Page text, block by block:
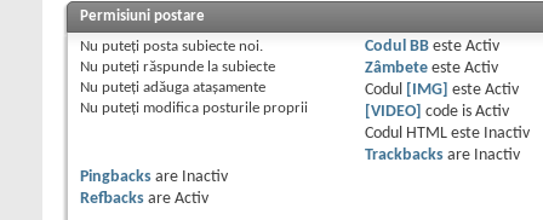
Permisiuni postare
Nu puteţi posta subiecte noi.
Nu puteţi răspunde la subiecte
Nu puteţi adăuga ataşamente
Nu puteţi modifica posturile proprii
Codul BBeste Activ
Zâmbeteeste Activ
Codul
[IMG] este Activ
[VIDEO] code is Activ
Codul HTML este
Inactiv
Trackbacksare
Inactiv
Pingbacks are
Inactiv
Refbacks are Activ